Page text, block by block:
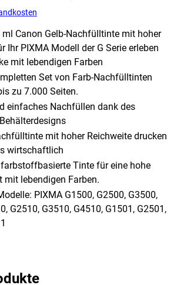
ml Canon Gelb-Nachfülltinte mit hoher
Ihr PIXMA Modell der G Serie erleben
mit lebendigen Farben
Set von Farb-Nachfülltinten
zu 7.000 Seiten.
einfaches Nachfüllen dank des
mit hoher Reichweite drucken
wirtschaftlich
Tinte für eine hohe
mit lebendigen Farben.
PIXMA G1500, G2500, G3500,
G2510, G3510, G4510, G1501, G2501,